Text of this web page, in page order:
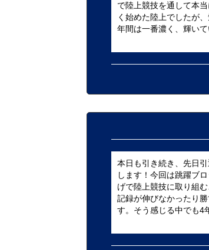
で陸上競技を通して本
く始めた陸上でしたが
年間は一番濃く、輝い
本日も引き続き、先日
します！今回は跳躍ブ
げで陸上競技に取り組
記録が伸びなかったり
す。そう感じる中でも4